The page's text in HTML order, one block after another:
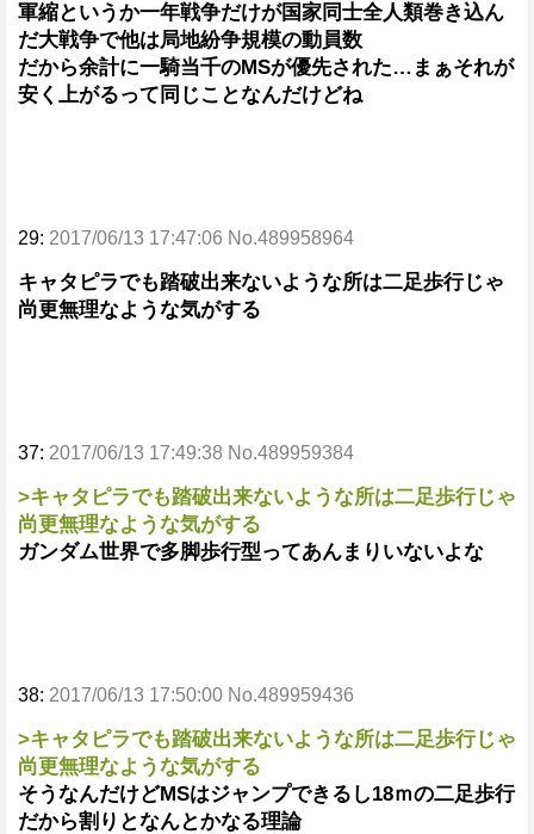
軍縮というか一年戦争だけが国家同士全人類巻き込ん
だ大戦争で他は局地紛争規模の動員数
だから余計に一騎当千のMSが優先された…まぁそれが
安く上がるって同じことなんだけどね
29: 2017/06/13 17:47:06 No.489958964
キャタピラでも踏破出来ないような所は二足歩行じゃ
尚更無理なような気がする
37: 2017/06/13 17:49:38 No.489959384
>キャタピラでも踏破出来ないような所は二足歩行じゃ
尚更無理なような気がする
ガンダム世界で多脚歩行型ってあんまりいないよな
38: 2017/06/13 17:50:00 No.489959436
>キャタピラでも踏破出来ないような所は二足歩行じゃ
尚更無理なような気がする
そうなんだけどMSはジャンプできるし18ｍの二足歩行
だから割りとなんとかなる理論